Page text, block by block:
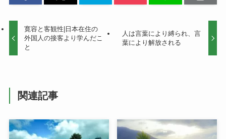
寛容と客観性|日本在住の
外国人の接客より学んだこ
と
人は言葉により縛られ、言
葉により解放される
関連記事